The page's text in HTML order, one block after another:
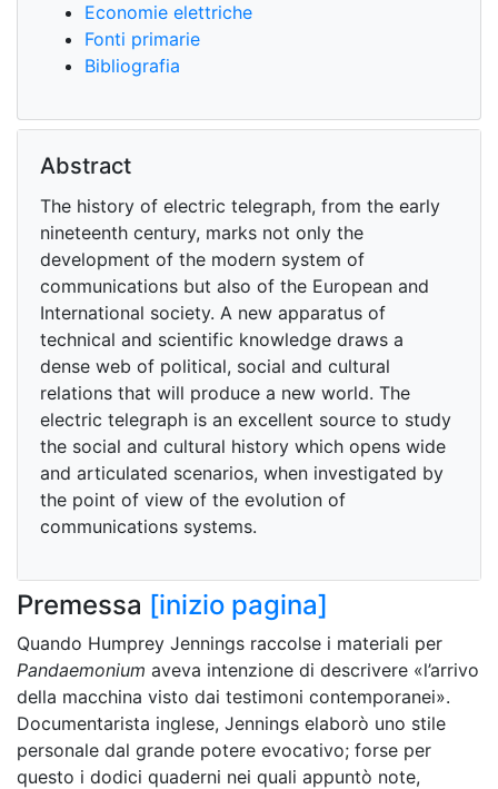
Economie elettriche
Fonti primarie
Bibliografia
Abstract
The history of electric telegraph, from the early
nineteenth century, marks not only the
development of the modern system of
communications but also of the European and
International society. A new apparatus of
technical and scientific knowledge draws a
dense web of political, social and cultural
relations that will produce a new world. The
electric telegraph is an excellent source to study
the social and cultural history which opens wide
and articulated scenarios, when investigated by
the point of view of the evolution of
communications systems.
Premessa [inizio pagina]
Quando Humprey Jennings raccolse i materiali per
Pandaemonium aveva intenzione di descrivere «l’arrivo
della macchina visto dai testimoni contemporanei».
Documentarista inglese, Jennings elaborò uno stile
personale dal grande potere evocativo; forse per
questo i dodici quaderni nei quali appuntò note,